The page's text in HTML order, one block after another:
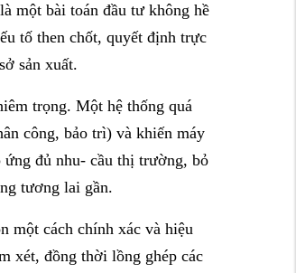
một bài toán đầu tư không hề
tố then chốt, quyết định trực
sản xuất.
trọng. Một hệ thống quá
công, bảo trì) và khiến máy
đủ nhu- cầu thị trường, bỏ
tương lai gần.
một cách chính xác và hiệu
xét, đồng thời lồng ghép các